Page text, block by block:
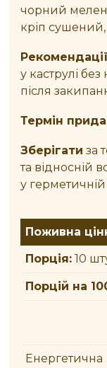
чорний
кріп сушений,
у каструлі
після
Термін
Зберігати за
та відносній
у герметичній
Поживна
Порція: 10
Порцій на
Енергетична